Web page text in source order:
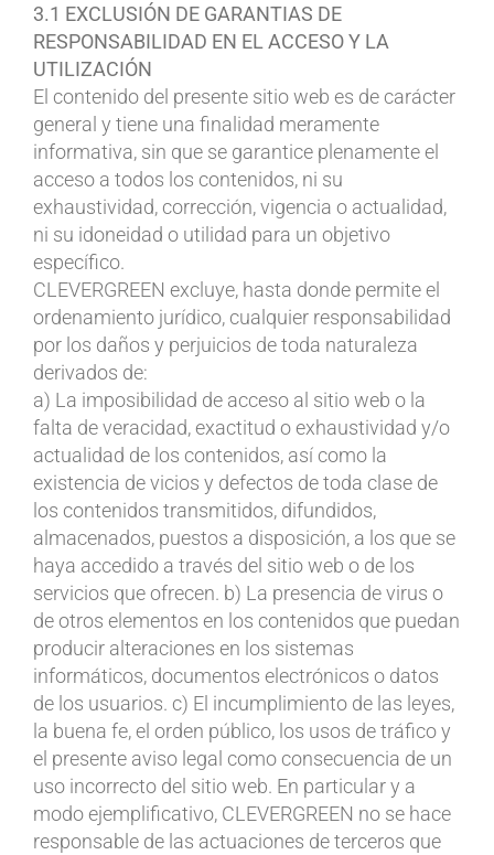
3.1 EXCLUSIÓN DE GARANTIAS DE
RESPONSABILIDAD EN EL ACCESO Y LA
UTILIZACIÓN
El contenido del presente sitio web es de carácter
general y tiene una finalidad meramente
informativa, sin que se garantice plenamente el
acceso a todos los contenidos, ni su
exhaustividad, corrección, vigencia o actualidad,
ni su idoneidad o utilidad para un objetivo
específico.
CLEVERGREEN excluye, hasta donde permite el
ordenamiento jurídico, cualquier responsabilidad
por los daños y perjuicios de toda naturaleza
derivados de:
a) La imposibilidad de acceso al sitio web o la
falta de veracidad, exactitud o exhaustividad y/o
actualidad de los contenidos, así como la
existencia de vicios y defectos de toda clase de
los contenidos transmitidos, difundidos,
almacenados, puestos a disposición, a los que se
haya accedido a través del sitio web o de los
servicios que ofrecen. b) La presencia de virus o
de otros elementos en los contenidos que puedan
producir alteraciones en los sistemas
informáticos, documentos electrónicos o datos
de los usuarios. c) El incumplimiento de las leyes,
la buena fe, el orden público, los usos de tráfico y
el presente aviso legal como consecuencia de un
uso incorrecto del sitio web. En particular y a
modo ejemplificativo, CLEVERGREEN no se hace
responsable de las actuaciones de terceros que